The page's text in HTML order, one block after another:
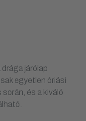
drága járólap
egyetlen óriási
és a kiváló